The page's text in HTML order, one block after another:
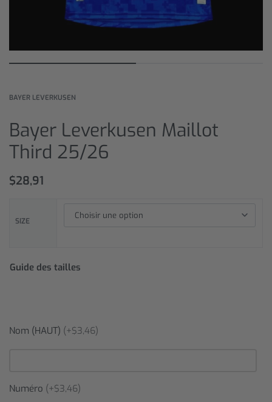
BAYER LEVERKUSEN
Bayer Leverkusen Maillot
Third 25/26
$28,91
SIZE
Guide des tailles
Nom (HAUT) (+$3,46)
Numéro (+$3,46)